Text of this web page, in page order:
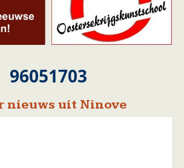
96051703
nieuws uit Ninove